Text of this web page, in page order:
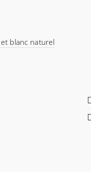
blanc naturel